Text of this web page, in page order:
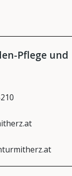
Pflege und